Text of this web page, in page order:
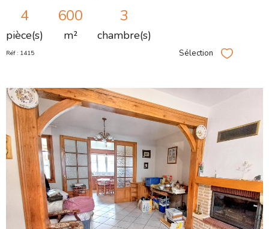
4
pièce(s)
600
m²
3
chambre(s)
Réf : 1415 Sélection Sélectionner
VOIR LE
BIEN